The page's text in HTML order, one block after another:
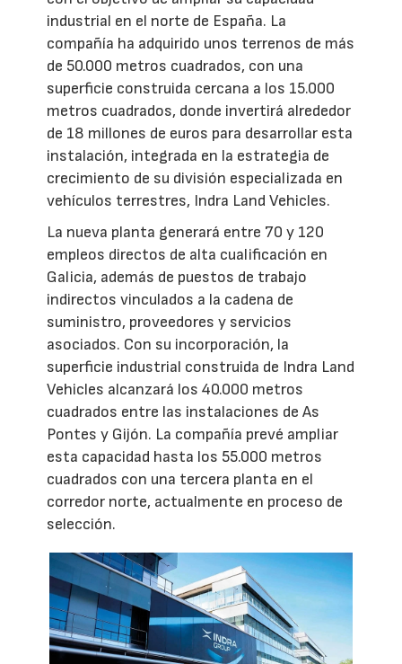
industrial en el norte de España. La
compañía ha adquirido unos terrenos de más
de 50.000 metros cuadrados, con una
superficie construida cercana a los 15.000
metros cuadrados, donde invertirá alrededor
de 18 millones de euros para desarrollar esta
instalación, integrada en la estrategia de
crecimiento de su división especializada en
vehículos terrestres, Indra Land Vehicles.
La nueva planta generará entre 70 y 120
empleos directos de alta cualificación en
Galicia, además de puestos de trabajo
indirectos vinculados a la cadena de
suministro, proveedores y servicios
asociados. Con su incorporación, la
superficie industrial construida de Indra Land
Vehicles alcanzará los 40.000 metros
cuadrados entre las instalaciones de As
Pontes y Gijón. La compañía prevé ampliar
esta capacidad hasta los 55.000 metros
cuadrados con una tercera planta en el
corredor norte, actualmente en proceso de
selección.